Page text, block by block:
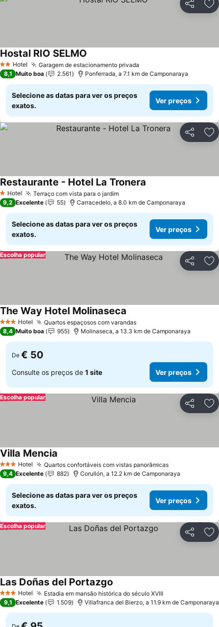
Partilhar
2 Estrelas
Hotel Garagem de estacionamento privada
Hostal RIO SELMO
8,1 Muito boa 2.561 Ponferrada, a 7.1 km de Camponaraya
Selecione as datas para ver os preços
exatos.
Ver preços
Partilhar
1 Estrelas
Hotel Terraço com vista para o jardim
Restaurante - Hotel La Tronera
9,2 Excelente 55 Carracedelo, a 8.0 km de Camponaraya
Selecione as datas para ver os preços
exatos.
Ver preços
Partilhar
Escolha popular
3 EstrelasHotel Quartos espaçosos com varandas
The Way Hotel Molinaseca
8,4 Muito boa 955 Molinaseca, a 13.3 km de Camponaraya
De € 50
Consulte os preços de 1 site Ver preços
Partilhar
Escolha popular
3 EstrelasHotel Quartos confortáveis com vistas panorâmicas
Villa Mencia
9,4 Excelente 882 Corullón, a 12.2 km de Camponaraya
Selecione as datas para ver os preços
exatos.
Ver preços
Partilhar
Escolha popular
3 EstrelasHotel Estadia em mansão histórica do século XVIII
Las Doñas del Portazgo
9,1 Excelente 1.509 Villafranca del Bierzo, a 11.9 km de Camponaraya